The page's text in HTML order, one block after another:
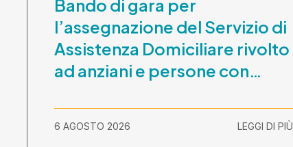
Bando di gara per
l’assegnazione del Servizio di
Assistenza Domiciliare rivolto
ad anziani e persone con
ottobre 2026-30 settembre
2029
6 AGOSTO 2026 LEGGI DI PIÙ